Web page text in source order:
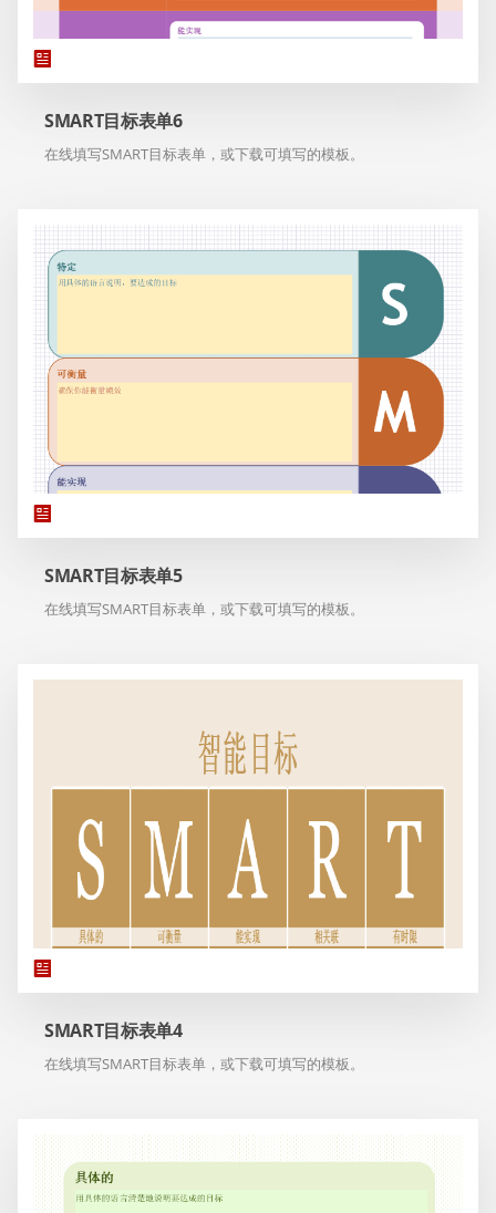
SMART目标表单6
在线填写SMART目标表单，或下载可填写的模板。
SMART目标表单5
在线填写SMART目标表单，或下载可填写的模板。
SMART目标表单4
在线填写SMART目标表单，或下载可填写的模板。